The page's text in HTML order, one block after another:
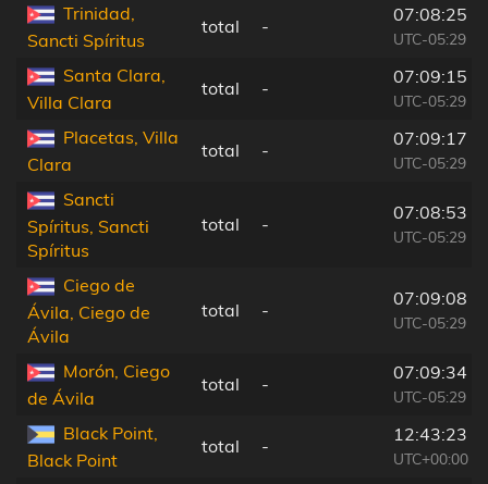
Trinidad,
Sancti Spíritus
total -
07:08:25
UTC-05:29
Santa Clara,
Villa Clara
total -
07:09:15
UTC-05:29
Placetas, Villa
Clara
total -
07:09:17
UTC-05:29
Sancti
Spíritus, Sancti
Spíritus
total -
07:08:53
UTC-05:29
Ciego de
Ávila, Ciego de
Ávila
total -
07:09:08
UTC-05:29
Morón, Ciego
de Ávila
total -
07:09:34
UTC-05:29
Black Point,
Black Point
total -
12:43:23
UTC+00:00